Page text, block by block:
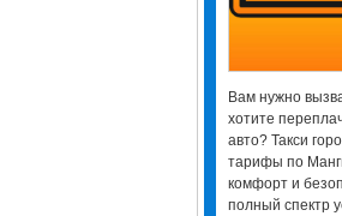
Вам нужно
хотите
авто? Такси
тарифы по
комфорт и
полный спектр